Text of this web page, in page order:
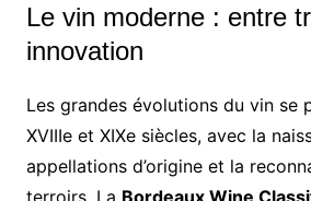
Le vin moderne : entre
innovation
Les grandes évolutions du vin se
XVIIIe et XIXe siècles, avec la
appellations d’origine et la
terroirs. La Bordeaux Wine